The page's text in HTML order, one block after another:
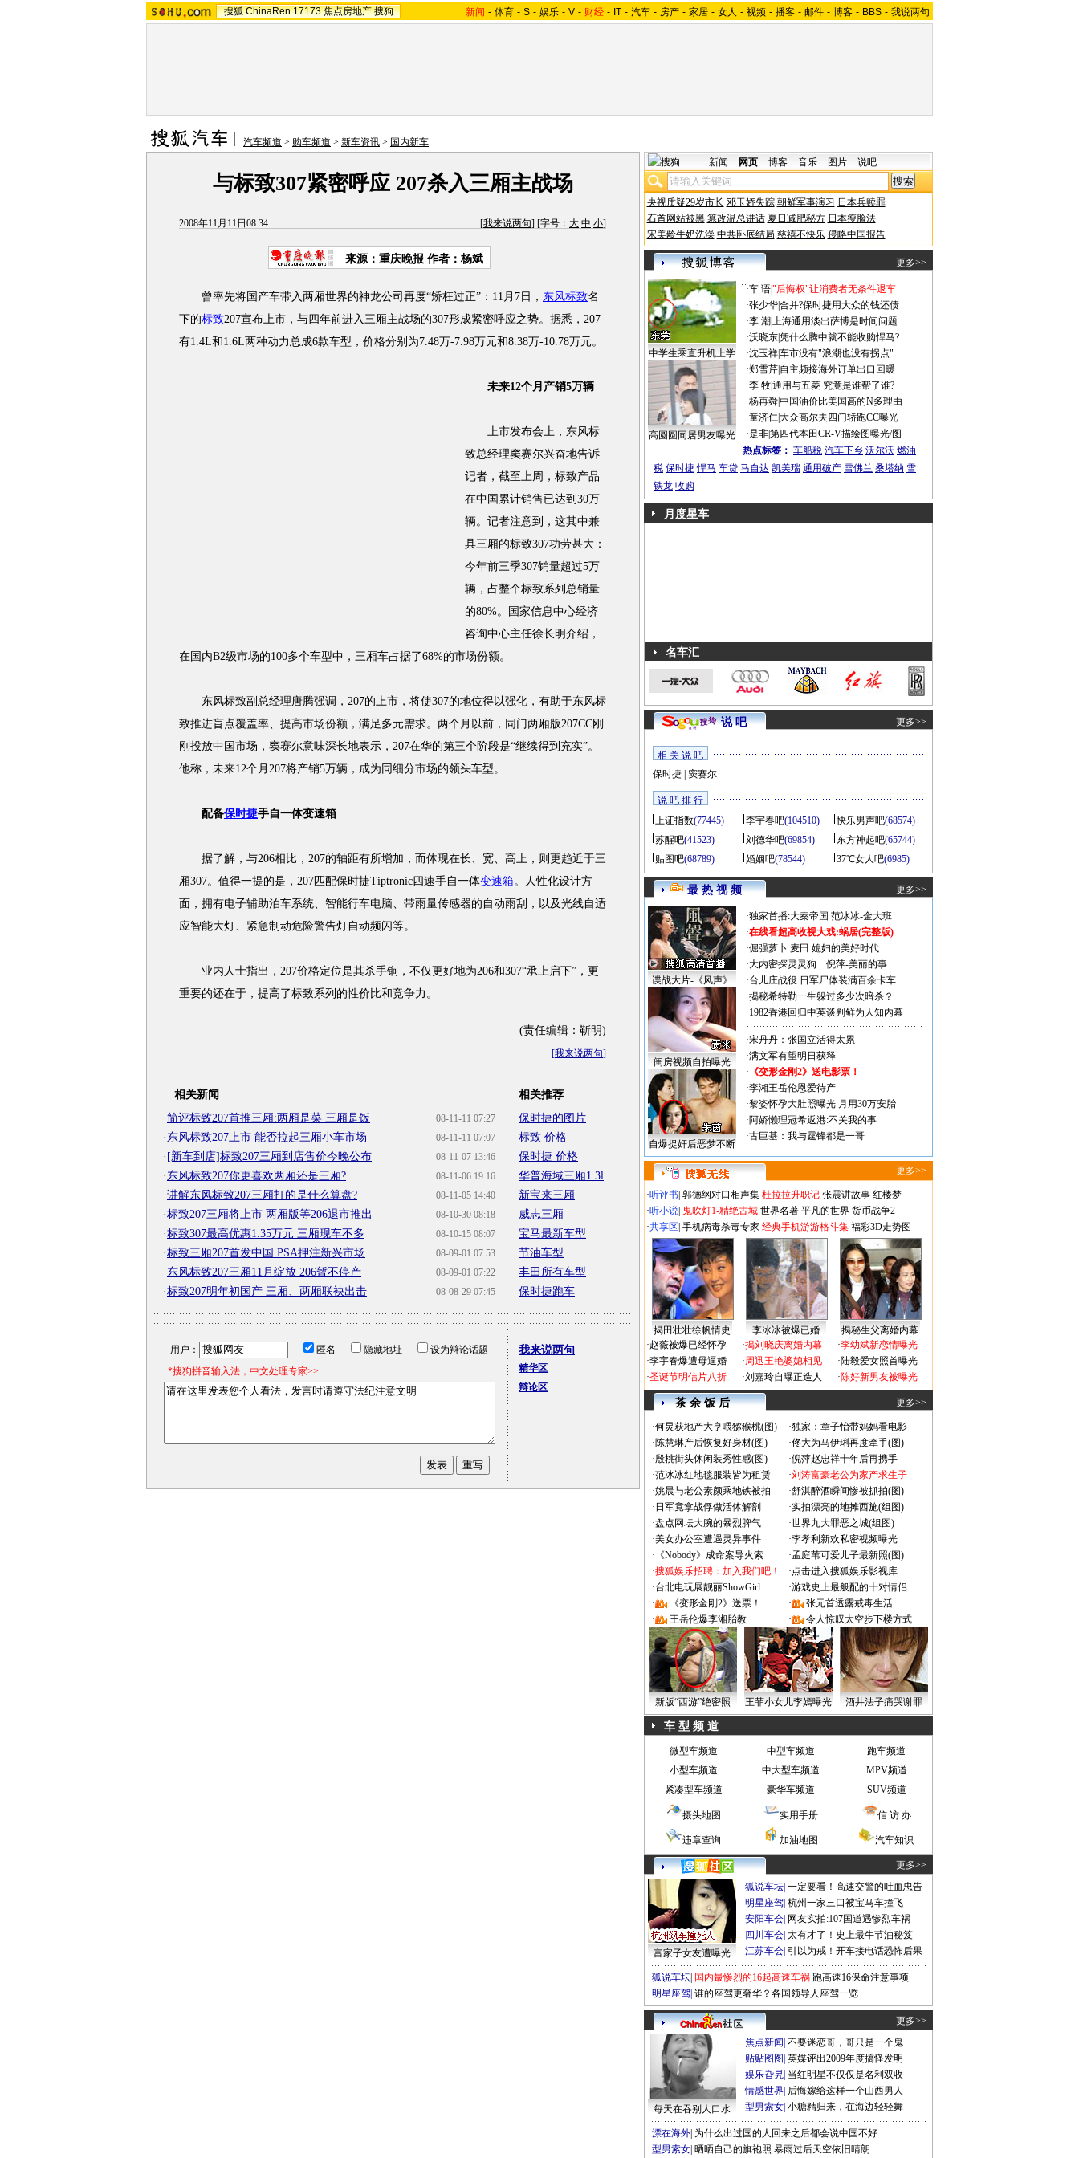
搜狐 ChinaRen 17173 焦点房地产 搜狗 新闻 - 体育 - S - 娱乐 - V - 财经 - IT - 汽车 - 房产 - 家居 - 女人 - 视频 - 播客 - 邮件 - 博客 - BBS - 我说两句
汽车频道 > 购车频道 > 新车资讯 > 国内新车
与标致307紧密呼应 207杀入三厢主战场
2008年11月11日08:34 [我来说两句] [字号： 大 中 小]
来源：重庆晚报 作者：杨斌
曾率先将国产车带入两厢世界的神龙公司再度“矫枉过正”：11月7日， 东风标致名
下的标致207宣布上市，与四年前进入三厢主战场的307形成紧密呼应之势。据悉，207
有1.4L和1.6L两种动力总成6款车型，价格分别为7.48万-7.98万元和8.38万-10.78万元。
未来12个月产销5万辆
上市发布会上，东风标
致总经理窦赛尔兴奋地告诉
记者，截至上周，标致产品
在中国累计销售已达到30万
辆。记者注意到，这其中兼
具三厢的标致307功劳甚大：
今年前三季307销量超过5万
辆，占整个标致系列总销量
的80%。国家信息中心经济
咨询中心主任徐长明介绍，
在国内B2级市场的100多个车型中，三厢车占据了68%的市场份额。
东风标致副总经理唐腾强调，207的上市，将使307的地位得以强化，有助于东风标
致推进盲点覆盖率、提高市场份额，满足多元需求。两个月以前，同门两厢版207CC刚
刚投放中国市场，窦赛尔意味深长地表示，207在华的第三个阶段是“继续得到充实”。
他称，未来12个月207将产销5万辆，成为同细分市场的领头车型。
配备保时捷手自一体变速箱
据了解，与206相比，207的轴距有所增加，而体现在长、宽、高上，则更趋近于三
厢307。值得一提的是，207匹配保时捷Tiptronic四速手自一体变速箱。人性化设计方
面，拥有电子辅助泊车系统、智能行车电脑、带雨量传感器的自动雨刮，以及光线自适
应智能大灯、紧急制动危险警告灯自动频闪等。
业内人士指出，207价格定位是其杀手锏，不仅更好地为206和307“承上启下”，更
重要的还在于，提高了标致系列的性价比和竞争力。
(责任编辑：靳明)
[我来说两句]
相关新闻
08-11-11 07:27
·简评标致207首推三厢:两厢是菜 三厢是饭
08-11-11 07:07
· 东风标致207上市 能否拉起三厢小车市场
08-11-07 13:46
· [新车到店]标致207三厢到店售价今晚公布
08-11-06 19:16
· 东风标致207你更喜欢两厢还是三厢?
08-11-05 14:40
·讲解东风标致207三厢打的是什么算盘?
08-10-30 08:18
·标致207三厢将上市 两厢版等206退市推出
08-10-15 08:07
·标致307最高优惠1.35万元 三厢现车不多
08-09-01 07:53
·标致三厢207首发中国 PSA押注新兴市场
08-09-01 07:22
· 东风标致207三厢11月绽放 206暂不停产
08-08-29 07:45
·标致207明年初国产 三厢、两厢联袂出击
相关推荐
保时捷的图片
标致 价格
保时捷 价格
华普海域三厢1.3l
新宝来三厢
威志三厢
宝马最新车型
节油车型
丰田所有车型
保时捷跑车
用户： 匿名 隐藏地址
设为辩论话题
*搜狗拼音输入法，中文处理专家>>
我来说两句
精华区
辩论区
新闻 网页 博客 音乐 图片 说吧
央视质疑29岁市长 邓玉娇失踪 朝鲜军事演习 日本兵赎罪
石首网站被黑 篡改温总讲话 夏日减肥秘方 日本瘦脸法
宋美龄牛奶洗澡 中共卧底结局 慈禧不快乐 侵略中国报告
更多>>
中学生乘直升机上学
高圆圆同居男友曝光
·车 语|"后悔权"让消费者无条件退车
·张少华|合并?保时捷用大众的钱还债
·李 潮 上海通用淡出萨博是时间问题
·沃晓东|凭什么腾中就不能收购悍马?
·沈玉祥|车市没有"浪潮也没有拐点"
·郑雪芹| 自主频接海外订单出口回暖
·李 牧|通用与五菱 究竟是谁帮了谁?
·杨再舜|中国油价比美国高的N多理由
·童济仁|大众高尔夫四门轿跑CC曝光
·是非|第四代本田CR-V描绘图曝光/图
热点标签： 车船税 汽车下乡 沃尔沃 燃油
税 保时捷 悍马 车贷 马自达 凯美瑞 通用破产 雪佛兰 桑塔纳 雪
铁龙 收购
月度星车
名车汇
说 吧 更多>>
相 关 说 吧
保时捷| 窦赛尔
说 吧 排 行
上证指数(77445) 李宇春吧(104510) 快乐男声吧(68574)
苏醒吧(41523) 刘德华吧(69854) 东方神起吧(65744)
贴图吧(68789) 婚姻吧(78544) 37℃女人吧(6985)
最 热 视 频 更多>>
谍战大片-《风声》
闺房视频自拍曝光
自爆捉奸后恶梦不断
·独家首播:大秦帝国 范冰冰-金大班
·在线看超高收视大戏:蜗居(完整版)
·倔强萝卜 麦田 媳妇的美好时代
·大内密探灵灵狗
倪萍-美丽的事
·台儿庄战役 日军尸体装满百余卡车
·揭秘希特勒一生躲过多少次暗杀？
·1982香港回归中英谈判鲜为人知内幕
·宋丹丹：张国立活得太累
·满文军有望明日获释
· 《变形金刚2》送电影票！
·李湘王岳伦恩爱待产
·黎姿怀孕大肚照曝光 月用30万安胎
·阿娇懒理冠希返港:不关我的事
·古巨基：我与霆锋都是一哥
更多>>
·听评书 郭德纲对口相声集 杜拉拉升职记 张震讲故事 红楼梦
·听小说 鬼吹灯1-精绝古城 世界名著 平凡的世界 货币战争2
·共享区 手机病毒杀毒专家 经典手机游游格斗集 福彩3D走势图
揭田壮壮徐帆情史 李冰冰被爆已婚
揭秘生父离婚内幕
·赵薇被爆已经怀孕
·李宇春爆遭母逼婚
·圣诞节明信片八折
·揭刘晓庆离婚内幕
·周迅王艳婆媳相见
·刘嘉玲自曝正造人
·李幼斌新恋情曝光
·陆毅爱女照首曝光
·陈好新男友被曝光
茶 余 饭 后 更多>>
·何炅获地产大亨喂猕猴桃(图) ·独家：章子怡带妈妈看电影
·陈慧琳产后恢复好身材(图) ·佟大为马伊琍再度牵手(图)
·殷桃街头休闲装秀性感(图) ·倪萍赵忠祥十年后再携手
·范冰冰红地毯服装皆为租赁 ·刘涛富豪老公为家产求生子
·姚晨与老公素颜乘地铁被拍 ·舒淇醉酒瞬间惨被抓拍(图)
· 日军竟拿战俘做活体解剖 ·实拍漂亮的地摊西施(组图)
·盘点网坛大腕的暴烈脾气 ·世界九大罪恶之城(组图)
·美女办公室遭遇灵异事件 ·李孝利新欢私密视频曝光
· 《Nobody》成命案导火索 ·孟庭苇可爱儿子最新照(图)
·搜狐娱乐招聘：加入我们吧！ ·点击进入搜狐娱乐影视库
·台北电玩展靓丽ShowGirl ·游戏史上最般配的十对情侣
·
《变形金刚2》送票！ ·
张元首透露戒毒生活
·
王岳伦爆李湘胎教 · 令人惊叹太空步下楼方式
新版“西游”绝密照 王菲小女儿李嫣曝光 酒井法子痛哭谢罪
车 型 频 道
微型车频道 中型车频道
跑车频道
小型车频道
中大型车频道
MPV频道
紧凑型车频道
豪华车频道 SUV频道
摄头地图 实用手册 信 访 办
违章查询 加油地图 汽车知识
更多>>
富家子女友遭曝光
狐说车坛 一定要看！高速交警的吐血忠告
明星座驾 杭州一家三口被宝马车撞飞
安阳车会 网友实拍:107国道遇惨烈车祸
四川车会 太有才了！史上最牛节油秘笈
江苏车会 引以为戒！开车接电话恐怖后果
狐说车坛 国内最惨烈的16起高速车祸 跑高速16保命注意事项
明星座驾 谁的座驾更奢华？各国领导人座驾一览
更多>>
每天在吞别人口水
焦点新闻 不要迷恋哥，哥只是一个鬼
贴贴图图 英媒评出2009年度搞怪发明
娱乐旮旯 当红明星不仅仅是名利双收
情感世界 后悔嫁给这样一个山西男人
型男索女 小糖精归来，在海边轻轻舞
漂在海外 为什么出过国的人回来之后都会说中国不好
型男索女 晒晒自己的旗袍照 暴雨过后天空依旧晴朗